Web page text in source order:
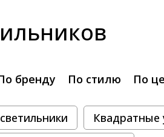
бренду По стилю По
Квадратные